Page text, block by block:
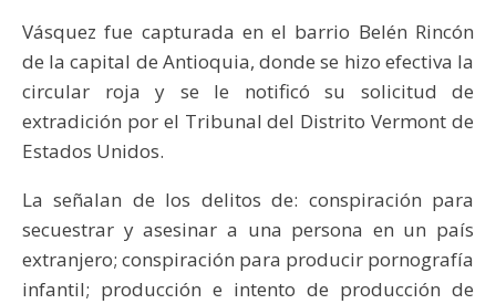
Vásquez fue capturada en el barrio Belén Rincón
de la capital de Antioquia, donde se hizo efectiva la
circular roja y se le notificó su solicitud de
extradición por el Tribunal del Distrito Vermont de
Estados Unidos.
La señalan de los delitos de: conspiración para
secuestrar y asesinar a una persona en un país
extranjero; conspiración para producir pornografía
infantil; producción e intento de producción de